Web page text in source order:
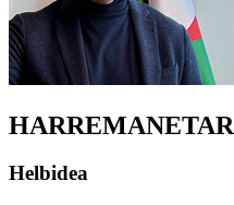
Helbidea